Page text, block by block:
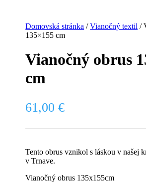
Domovská stránka /Vianočný textil /
135×155 cm
Vianočný obrus
cm
61,00€
Tento obrus vznikol s láskou v našej
v Trnave.
Vianočný obrus 135x155cm